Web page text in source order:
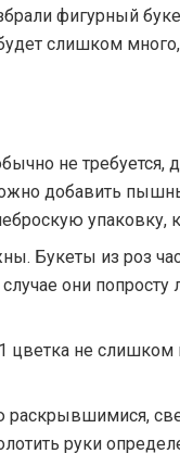
фигурный
слишком
не требуется,
добавить
упаковку,
Букеты из роз
они
не слишком
руки